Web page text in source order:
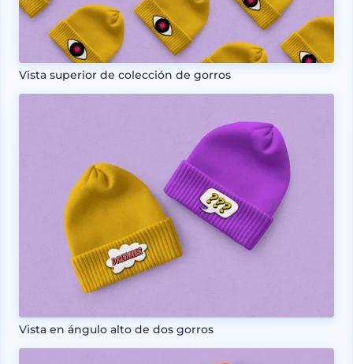
Vista superior de colección de gorros
Vista en ángulo alto de dos gorros